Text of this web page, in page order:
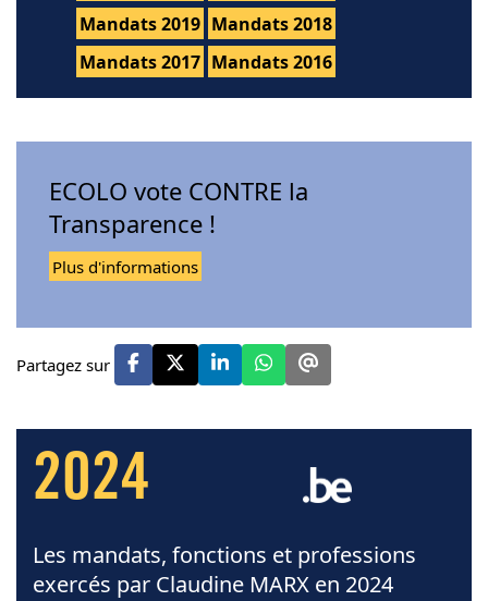
Mandats 2019 Mandats 2018
Mandats 2017 Mandats 2016
ECOLO vote CONTRE la
Transparence !
Plus d'informations
Partagez sur
2024
Les mandats, fonctions et professions
exercés par Claudine MARX en 2024